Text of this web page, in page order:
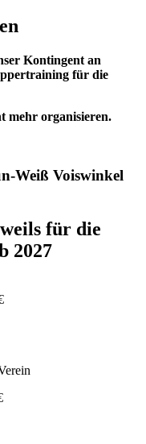
Kontingent an
für die
mehr organisieren.
Weiß Voiswinkel
für die
2027